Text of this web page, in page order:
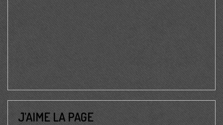
J’AIME LA PAGE